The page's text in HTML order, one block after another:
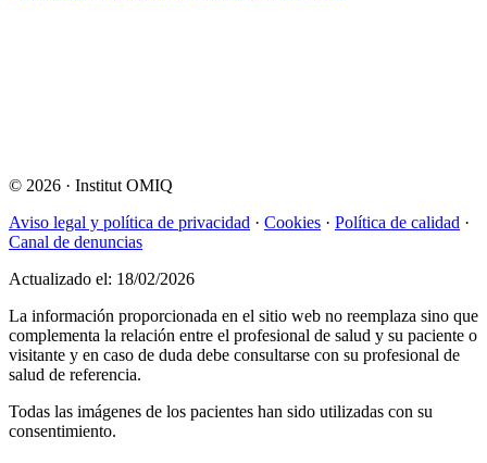
© 2026 · Institut OMIQ
Aviso legal y política de privacidad · Cookies · Política de calidad ·
Canal de denuncias
Actualizado el: 18/02/2026
La información proporcionada en el sitio web no reemplaza sino que
complementa la relación entre el profesional de salud y su paciente o
visitante y en caso de duda debe consultarse con su profesional de
salud de referencia.
Todas las imágenes de los pacientes han sido utilizadas con su
consentimiento.